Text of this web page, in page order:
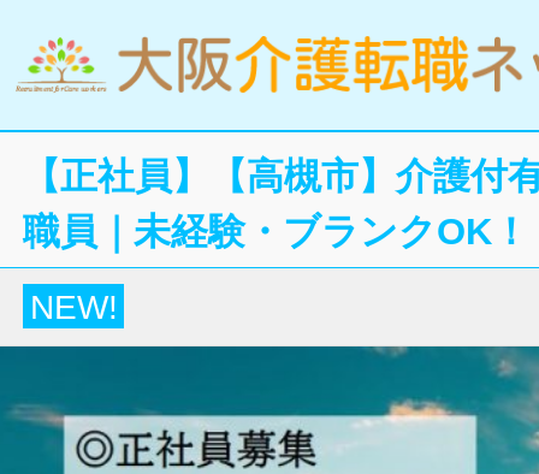
【正社員】【高槻市】介護付
職員｜未経験・ブランクOK
NEW!